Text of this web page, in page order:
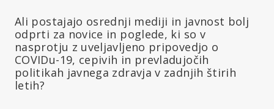
Ali postajajo osrednji mediji in javnost bolj
odprti za novice in poglede, ki so v
nasprotju z uveljavljeno pripovedjo o
COVIDu-19, cepivih in prevladujočih
politikah javnega zdravja v zadnjih štirih
letih?